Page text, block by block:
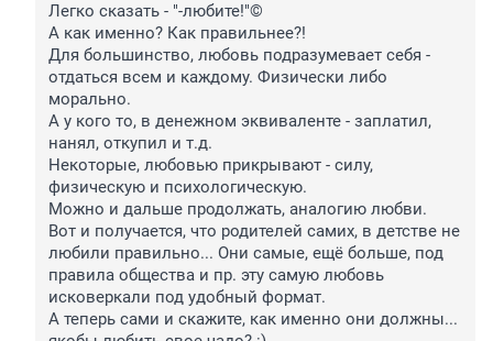
Легко сказать - "-любите!"©
А как именно? Как правильнее?!
Для большинство, любовь подразумевает себя -
отдаться всем и каждому. Физически либо
морально.
А у кого то, в денежном эквиваленте - заплатил,
нанял, откупил и т.д.
Некоторые, любовью прикрывают - силу,
физическую и психологическую.
Можно и дальше продолжать, аналогию любви.
Вот и получается, что родителей самих, в детстве не
любили правильно... Они самые, ещё больше, под
правила общества и пр. эту самую любовь
исковеркали под удобный формат.
А теперь сами и скажите, как именно они должны...